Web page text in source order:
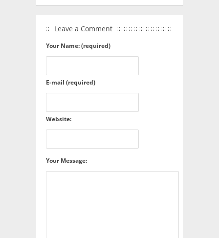
Leave a Comment
Your Name: (required)
E-mail (required)
Website:
Your Message: